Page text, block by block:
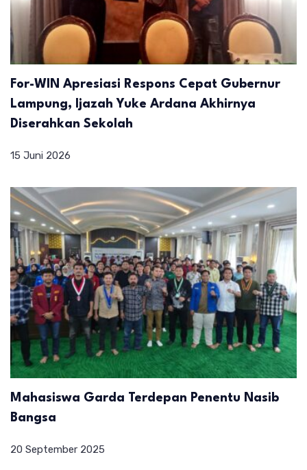
For-WIN Apresiasi Respons Cepat Gubernur
Lampung, Ijazah Yuke Ardana Akhirnya
Diserahkan Sekolah
15 Juni 2026
Mahasiswa Garda Terdepan Penentu Nasib
Bangsa
20 September 2025